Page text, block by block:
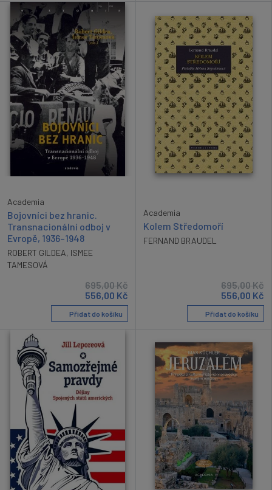
Academia
Bojovníci bez hranic.
Transnacionální odboj v
Evropě, 1936–1948
ROBERT GILDEA, ISMEE
TAMESOVÁ
695,00Kč
556,00 Kč
Přidat do košíku
Academia
Kolem Středomoří
FERNAND BRAUDEL
695,00Kč
556,00 Kč
Přidat do košíku